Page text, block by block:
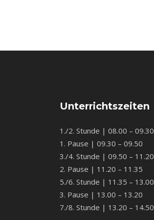
Unterrichtszeiten
1./2. Stunde | 08.00 – 09.30
1. Pause | 09.30 – 09.50
3./4. Stunde | 09.50 – 11.20
2. Pause | 11.20 – 11.35
5./6. Stunde | 11.35 – 13.00
3. Pause | 13.00 – 13.20
7./8. Stunde | 13.20 – 14.50